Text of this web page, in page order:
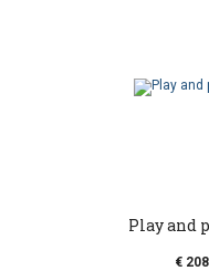
Play and
€